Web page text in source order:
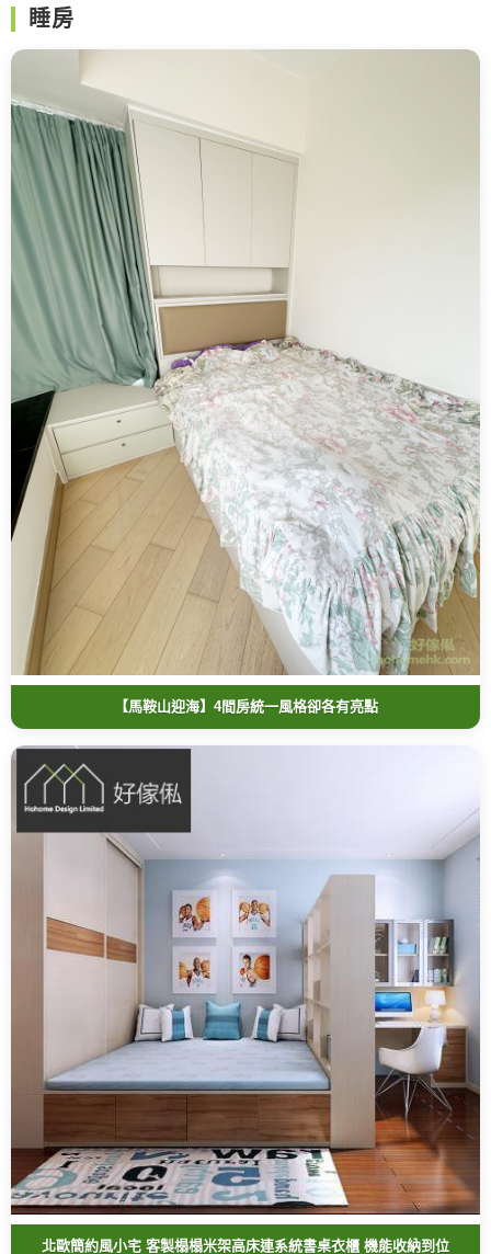
睡房
【馬鞍山迎海】4間房統一風格卻各有亮點
北歐簡約風小宅 客製榻榻米架高床連系統書桌衣櫃 機能收納到位